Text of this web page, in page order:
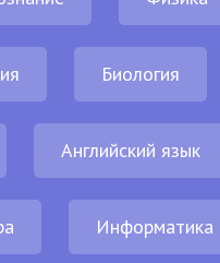
Биология
Английский язык
Информатика